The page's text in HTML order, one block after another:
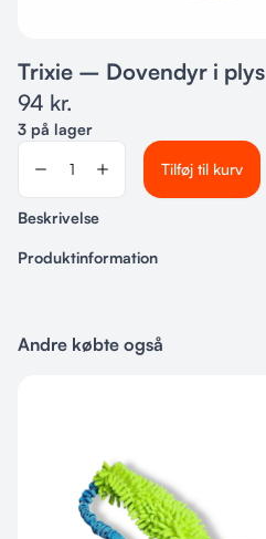
Trixie – Dovendyr i plys
94 kr.
3 på lager
Tilføj til kurv
Beskrivelse
Mærke: Trixie
Produktinformation
Kategorier
Andre købte også